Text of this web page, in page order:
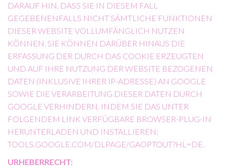
ARAUF HIN, DASS SIE IN DIESEM FALL G
EGEBENENFALLS NICHT SÄMTLICHE FUNKTIONEN D
IESER WEBSITE VOLLUMFÄNGLICH NUTZEN K
ÖNNEN. SIE KÖNNEN DARÜBER HINAUS DIE E
RFASSUNG DER DURCH DAS COOKIE ERZEUGTEN U
ND AUF IHRE NUTZUNG DER WEBSITE BEZOGENEN D
ATEN (INKLUSIVE IHRER IP-ADRESSE) AN GOOGLE S
OWIE DIE VERARBEITUNG DIESER DATEN DURCH G
OOGLE VERHINDERN, INDEM SIE DAS UNTER F
OLGENDEM LINK VERFÜGBARE BROWSER-PLUG-IN H
ERUNTERLADEN UND INSTALLIEREN:
TOOLS.GOOGLE.COM/DLPAGE/GAOPTOUT?HL=DE.
URHEBERRECHT: